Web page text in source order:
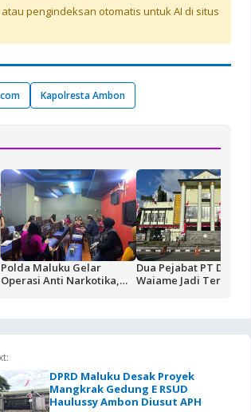
pengindeksan otomatis untuk AI di situs
Kapolresta Ambon
Polda Maluku Gelar
Operasi Anti Narkotika,
Dua Pejabat PT Dok
Waiame Jadi Tersangka
DPRD Maluku Desak Proyek
Mangkrak Gedung E RSUD
Haulussy Ambon Diusut APH